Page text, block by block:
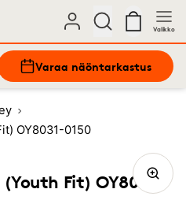
Valikko
Varaa näöntarkastus
OY8031-0150
Fit) OY8031-